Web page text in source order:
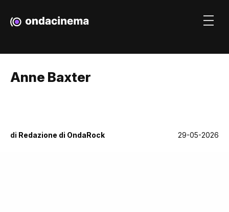
Anne Baxter
di Redazione di OndaRock 29-05-2026